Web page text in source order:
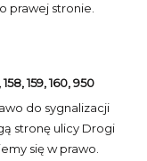
prawej stronie.
159, 160, 950
do sygnalizacji
stronę ulicy Drogi
się w prawo.